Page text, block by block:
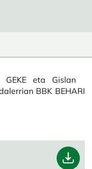
GEKE eta Gislan
BBK BEHARI